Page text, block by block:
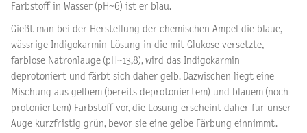
Farbstoff in Wasser (pH~6) ist er blau.
Gießt man bei der Herstellung der chemischen Ampel die blaue,
wässrige Indigokarmin-Lösung in die mit Glukose versetzte,
farblose Natronlauge (pH~13,8), wird das Indigokarmin
deprotoniert und färbt sich daher gelb. Dazwischen liegt eine
Mischung aus gelbem (bereits deprotoniertem) und blauem (noch
protoniertem) Farbstoff vor, die Lösung erscheint daher für unser
Auge kurzfristig grün, bevor sie eine gelbe Färbung einnimmt.